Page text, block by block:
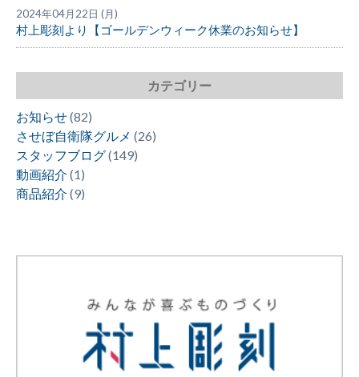
2024年04月22日 (月)
村上彫刻より【ゴールデンウィーク休業のお知らせ】
カテゴリー
お知らせ(82)
させぼ自衛隊グルメ (26)
スタッフブログ(149)
動画紹介 (1)
商品紹介 (9)